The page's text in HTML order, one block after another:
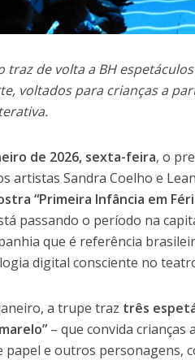
traz de volta a BH
voltados para crianças a
interativa.
de 2026, sexta-feira, o
artistas Sandra Coelho e
“Primeira Infância em
passando o período na
que é referência
digital consciente no
a trupe traz três
– que convida
papel e outros personagens,